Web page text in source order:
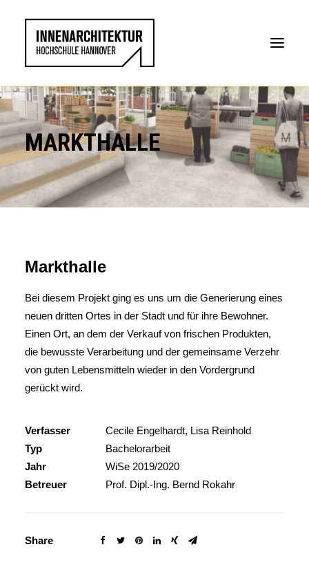
MARKTHALLE
Markthalle
Bei diesem Projekt ging es uns um die Generierung eines
neuen dritten Ortes in der Stadt und für ihre Bewohner.
Einen Ort, an dem der Verkauf von frischen Produkten,
die bewusste Verarbeitung und der gemeinsame Verzehr
von guten Lebensmitteln wieder in den Vordergrund
gerückt wird.
Verfasser
Cecile Engelhardt, Lisa Reinhold
Typ
Bachelorarbeit
Jahr
WiSe 2019/2020
Betreuer
Prof. Dipl.-Ing. Bernd Rokahr
Share